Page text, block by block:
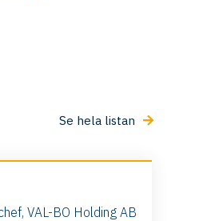
Se hela listan
VAL-BO Holding AB